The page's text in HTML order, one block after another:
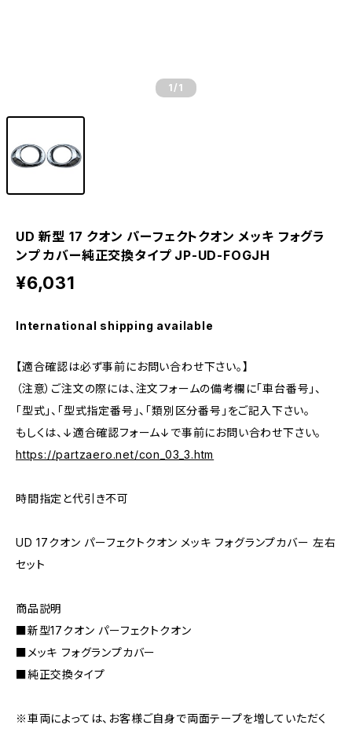
1 /1
UD 新型 17 クオン パーフェクトクオン メッキ フォグラ
ンプ カバー純正交換タイプ JP-UD-FOGJH
¥6,031
International shipping available
【適合確認は必ず事前にお問い合わせ下さい。】
（注意）ご注文の際には、注文フォームの備考欄に「車台番号」、
「型式」、「型式指定番号」、「類別区分番号」をご記入下さい。
もしくは、↓適合確認フォーム↓で事前にお問い合わせ下さい。
https://partzaero.net/con_03_3.htm
時間指定と代引き不可
UD 17クオン パーフェクトクオン メッキ フォグランプカバー 左右
セット
商品説明
■新型17クオン パーフェクトクオン
■メッキ フォグランプカバー
■純正交換タイプ
※車両によっては、お客様ご自身で両面テープを増していただく